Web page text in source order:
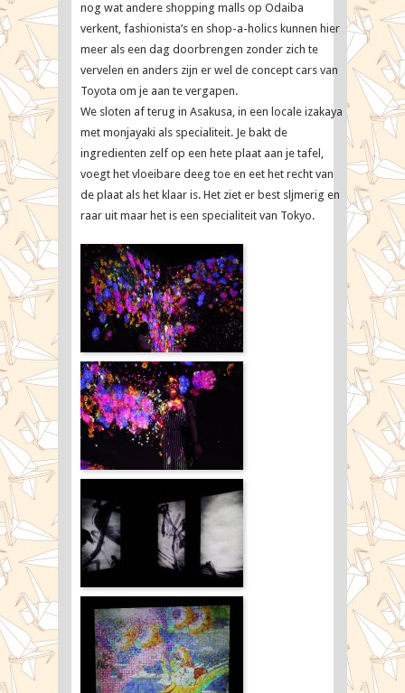
nog wat andere shopping malls op Odaiba
verkent, fashionista’s en shop-a-holics kunnen hier
meer als een dag doorbrengen zonder zich te
vervelen en anders zijn er wel de concept cars van
Toyota om je aan te vergapen.
We sloten af terug in Asakusa, in een locale izakaya
met monjayaki als specialiteit. Je bakt de
ingredienten zelf op een hete plaat aan je tafel,
voegt het vloeibare deeg toe en eet het recht van
de plaat als het klaar is. Het ziet er best sljmerig en
raar uit maar het is een specialiteit van Tokyo.